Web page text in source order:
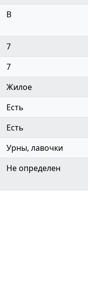
B
7
7
Жилое
Есть
Есть
Урны, лавочки
Не определен